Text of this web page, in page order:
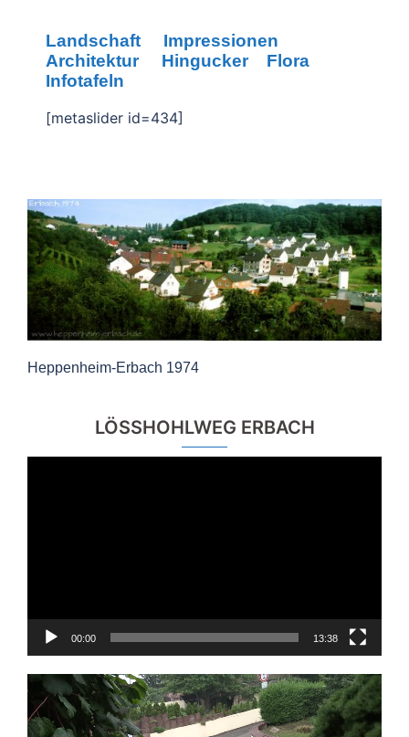
Landschaft
Impressionen
Architektur
Hingucker
Flora
Infotafeln
[metaslider id=434]
Heppenheim-Erbach 1974
LÖSSHOHLWEG ERBACH
00:00 13:38
Video-
Player